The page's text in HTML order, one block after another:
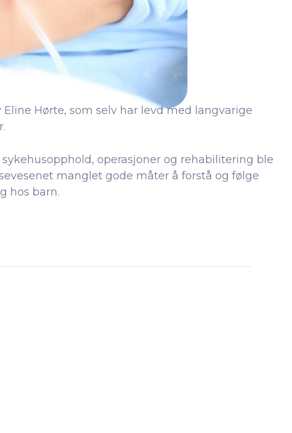
Hørte, som selv har levd med langvarige
operasjoner og rehabilitering ble
manglet gode måter å forstå og følge
hos barn.